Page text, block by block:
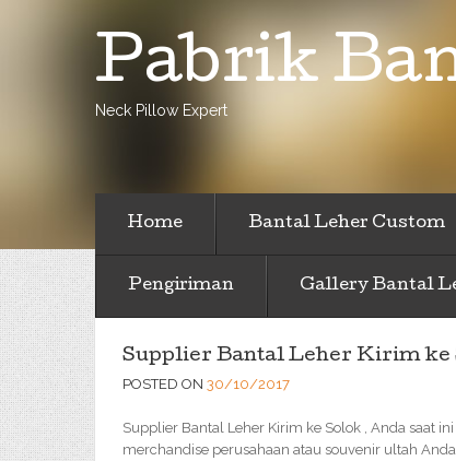
Pabrik
Neck Pillow Expert
Home Bantal Leher Custom
Pengiriman Gallery Bantal
Supplier Bantal Leher Kirim ke
POSTED ON 30/10/2017
Supplier Bantal Leher Kirim ke Solok , Anda saat
merchandise perusahaan atau souvenir ultah